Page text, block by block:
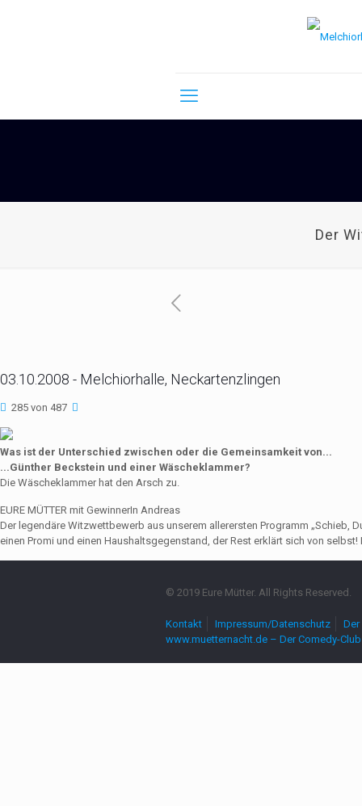
Der
03.10.2008 - Melchiorhalle, Neckartenzlingen
285 von 487
Was ist der Unterschied zwischen oder die Gemeinsamkeit von...
...Günther Beckstein und einer Wäscheklammer?
Die Wäscheklammer hat den Arsch zu.
EURE MÜTTER mit GewinnerIn Andreas
Der legendäre Witzwettbewerb aus unserem allerersten Programm „Schieb,
einen Promi und einen Haushaltsgegenstand, der Rest erklärt sich von
© 2019 Eure Mütter. All Rights Reserved.
Kontakt Impressum/Datenschutz
www.muetternacht.de – Der Comedy-Club